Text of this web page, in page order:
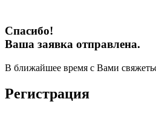
Спасибо!
Ваша заявка отправлена.
В ближайшее время с Вами
Регистрация